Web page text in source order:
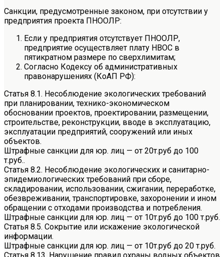
Санкции, предусмотренные законом, при отсутствии у
предприятия проекта ПНООЛР:
Если у предприятия отсутствует ПНООЛР,
предприятие осуществляет плату HBOC в
пятикратном размере по сверхлимитам;
Согласно Кодексу об административных
правонарушениях (КоАП РФ):
Статья 8.1. Несоблюдение экологических требований
при планировании, технико-экономическом
обосновании проектов, проектировании, размещении,
строительстве, реконструкции, вводе в эксплуатацию,
эксплуатации предприятий, сооружений или иных
объектов.
Штрафные санкции для юр. лиц — от 20т.руб до 100
т.руб..
Статья 8.2. Несоблюдение экологических и санитарно-
эпидемиологических требований при сборе,
складировании, использовании, сжигании, переработке,
обезвреживании, транспортировке, захоронении и ином
обращении с отходами производства и потребления.
Штрафные санкции для юр. лиц — от 10т.руб до 100 т.руб.
Статья 8.5. Сокрытие или искажение экологической
информации.
Штрафные санкции для юр. лиц — от 10т.руб до 20 т.руб.